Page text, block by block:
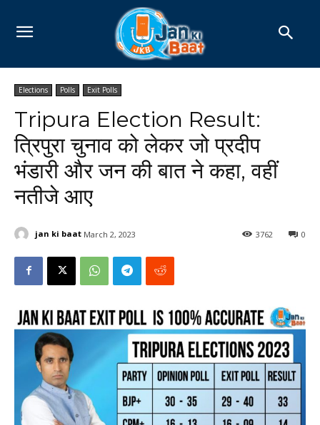
Elections Polls Exit Polls
Tripura Election Result:
त्रिपुरा चुनाव को लेकर जो प्रदीप
भंडारी और जन की बात ने कहा, वहीं
नतीजे आए
jan ki baat March 2, 2023 0
3762